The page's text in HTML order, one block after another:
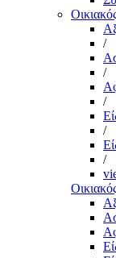
/
/
/
/
/